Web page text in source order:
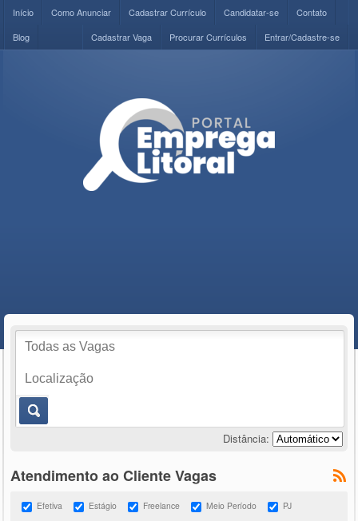
Início Como Anunciar Cadastrar Currículo Candidatar-se
Contato
Blog
Entrar/Cadastre-se
Procurar Currículos
Cadastrar Vaga
Distância:
Atendimento ao Cliente Vagas
Efetiva Estágio Freelance Meio Período
PJ